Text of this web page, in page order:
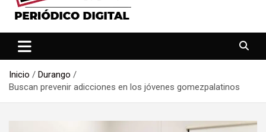
Reporte Laguna
Inicio
Durango
Buscan prevenir adicciones en los jóvenes gomezpalatinos